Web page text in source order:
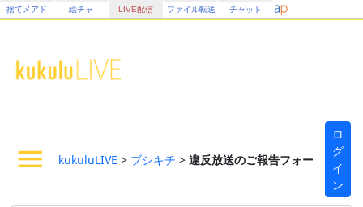
捨てメアド 絵チャ LIVE配信 ファイル転送 チャット
kukuluLIVE > ブシキチ > 違反放送のご報告フォーム
ロ
グ
イ
ン